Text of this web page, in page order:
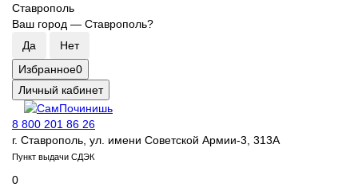
Ставрополь
Ваш город — Ставрополь?
Избранное0
Личный кабинет
8 800 201 86 26
г. Ставрополь, ул. имени Советской Армии-3, 313А
Пункт выдачи СДЭК
0